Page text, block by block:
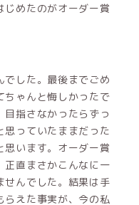
じめたのがオーダー賞
でした。最後までごめ
ちゃんと悔しかったで
指さなかったらずっ
思っていたままだった
思います。オーダー賞
正直まさかこんなに一
せんでした。結果は手
らえた事実が、今の私